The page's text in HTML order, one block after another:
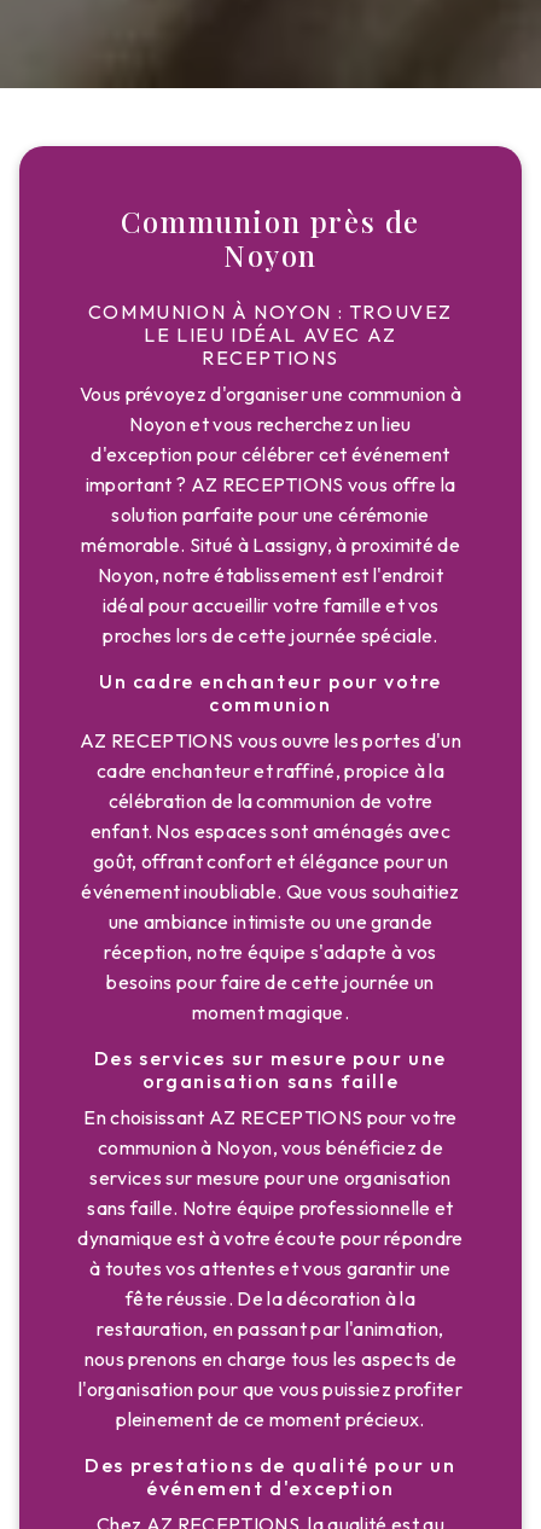
Communion près de
Noyon
COMMUNION À NOYON : TROUVEZ
LE LIEU IDÉAL AVEC AZ
RECEPTIONS
Vous prévoyez d'organiser une communion à
Noyon et vous recherchez un lieu
d'exception pour célébrer cet événement
important ? AZ RECEPTIONS vous offre la
solution parfaite pour une cérémonie
mémorable. Situé à Lassigny, à proximité de
Noyon, notre établissement est l'endroit
idéal pour accueillir votre famille et vos
proches lors de cette journée spéciale.
Un cadre enchanteur pour votre
communion
AZ RECEPTIONS vous ouvre les portes d'un
cadre enchanteur et raffiné, propice à la
célébration de la communion de votre
enfant. Nos espaces sont aménagés avec
goût, offrant confort et élégance pour un
événement inoubliable. Que vous souhaitiez
une ambiance intimiste ou une grande
réception, notre équipe s'adapte à vos
besoins pour faire de cette journée un
moment magique.
Des services sur mesure pour une
organisation sans faille
En choisissant AZ RECEPTIONS pour votre
communion à Noyon, vous bénéficiez de
services sur mesure pour une organisation
sans faille. Notre équipe professionnelle et
dynamique est à votre écoute pour répondre
à toutes vos attentes et vous garantir une
fête réussie. De la décoration à la
restauration, en passant par l'animation,
nous prenons en charge tous les aspects de
l'organisation pour que vous puissiez profiter
pleinement de ce moment précieux.
Des prestations de qualité pour un
événement d'exception